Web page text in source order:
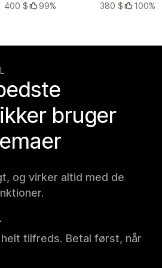
400 $
99%
380 $
100%
bruger
og virker altid med de
tilfreds. Betal først, når